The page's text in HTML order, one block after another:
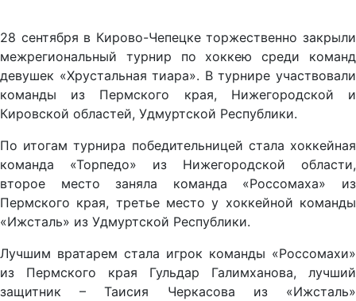
28 сентября в Кирово-Чепецке торжественно закрыли
межрегиональный турнир по хоккею среди команд
девушек «Хрустальная тиара». В турнире участвовали
команды из Пермского края, Нижегородской и
Кировской областей, Удмуртской Республики.
По итогам турнира победительницей стала хоккейная
команда «Торпедо» из Нижегородской области,
второе место заняла команда «Россомаха» из
Пермского края, третье место у хоккейной команды
«Ижсталь» из Удмуртской Республики.
Лучшим вратарем стала игрок команды «Россомахи»
из Пермского края Гульдар Галимханова, лучший
защитник – Таисия Черкасова из «Ижсталь»